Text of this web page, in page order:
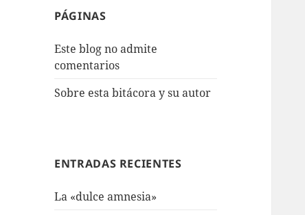
PÁGINAS
Este blog no admite
comentarios
Sobre esta bitácora y su autor
ENTRADAS RECIENTES
La «dulce amnesia»